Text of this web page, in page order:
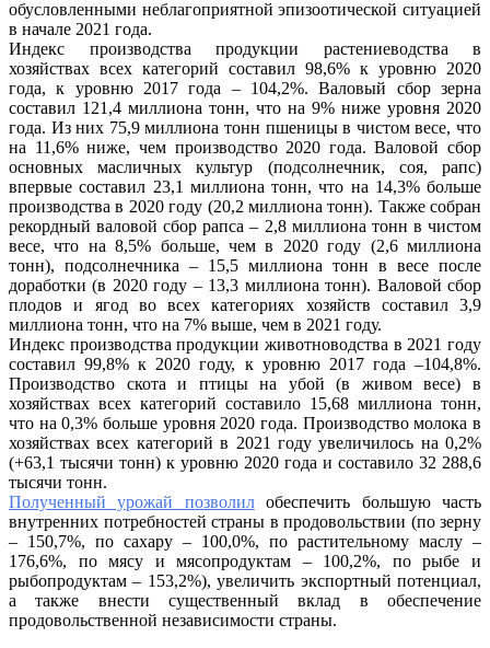
обусловленными неблагоприятной эпизоотической ситуацией
в начале 2021 года.
Индекс производства продукции растениеводства в
хозяйствах всех категорий составил 98,6% к уровню 2020
года, к уровню 2017 года – 104,2%. Валовый сбор зерна
составил 121,4 миллиона тонн, что на 9% ниже уровня 2020
года. Из них 75,9 миллиона тонн пшеницы в чистом весе, что
на 11,6% ниже, чем производство 2020 года. Валовой сбор
основных масличных культур (подсолнечник, соя, рапс)
впервые составил 23,1 миллиона тонн, что на 14,3% больше
производства в 2020 году (20,2 миллиона тонн). Также собран
рекордный валовой сбор рапса – 2,8 миллиона тонн в чистом
весе, что на 8,5% больше, чем в 2020 году (2,6 миллиона
тонн), подсолнечника – 15,5 миллиона тонн в весе после
доработки (в 2020 году – 13,3 миллиона тонн). Валовой сбор
плодов и ягод во всех категориях хозяйств составил 3,9
миллиона тонн, что на 7% выше, чем в 2021 году.
Индекс производства продукции животноводства в 2021 году
составил 99,8% к 2020 году, к уровню 2017 года –104,8%.
Производство скота и птицы на убой (в живом весе) в
хозяйствах всех категорий составило 15,68 миллиона тонн,
что на 0,3% больше уровня 2020 года. Производство молока в
хозяйствах всех категорий в 2021 году увеличилось на 0,2%
(+63,1 тысячи тонн) к уровню 2020 года и составило 32 288,6
тысячи тонн.
Полученный урожай позволилобеспечить большую часть
внутренних потребностей страны в продовольствии (по зерну
– 150,7%, по сахару – 100,0%, по растительному маслу –
176,6%, по мясу и мясопродуктам – 100,2%, по рыбе и
рыбопродуктам – 153,2%), увеличить экспортный потенциал,
а также внести существенный вклад в обеспечение
продовольственной независимости страны.